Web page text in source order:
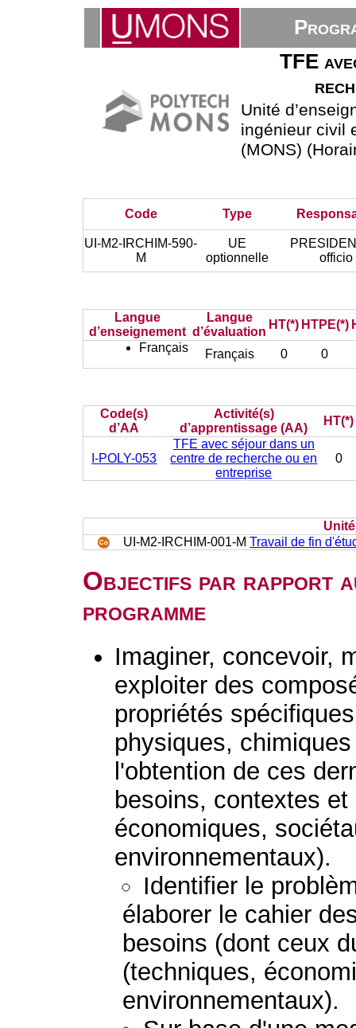
TFE
Unité
ingénieur civil
(MONS)
Code Type
UI-M2-IRCHIM-590-
M
UE
optionnelle
officio
Langue
d’enseignement
Langue
d’évaluation
HT(*) HTPE(*)
Français
Français 0 0
Code(s)
d’AA
Activité(s)
d’apprentissage (AA)
HT(*)
I-POLY-053
TFE avec séjour dans un
centre de recherche ou en
entreprise
0
UI-M2-IRCHIM-001-MTravail de fin
Objectifs par rapport
programme
Imaginer, concevoir,
exploiter des
propriétés
physiques,
l'obtention de ces
besoins, contextes
économiques,
environnementaux).
Identifier le
élaborer le cahier
besoins (dont ceux
(techniques,
environnementaux).